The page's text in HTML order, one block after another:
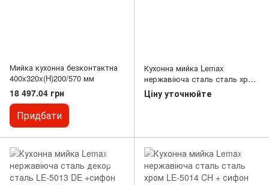
Мийка кухонна безконтактна
400x320x(H)200/570 мм
18 497.04 грн
Придбати
Кухонна мийка Lemax
нержавіюча сталь сталь хром
LE-5013 CH + сифон (LE-5013
CH)
Ціну уточнюйте